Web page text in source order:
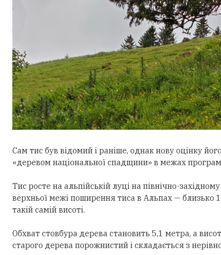
Сам тис був відомий і раніше, однак нову оцінку
«деревом національної спадщини» в межах
Тис росте на альпійській луці на північно-
верхньої межі поширення тиса в Альпах — близько 1
такій самій висоті.
Обхват стовбура дерева становить 5,1 метра, а
старого дерева порожнистий і складається з